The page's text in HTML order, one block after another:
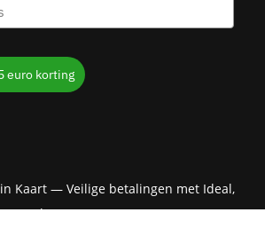
euro korting
Kaart — Veilige betalingen met Ideal,